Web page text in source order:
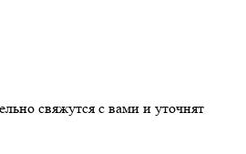
свяжутся с вами и уточнят